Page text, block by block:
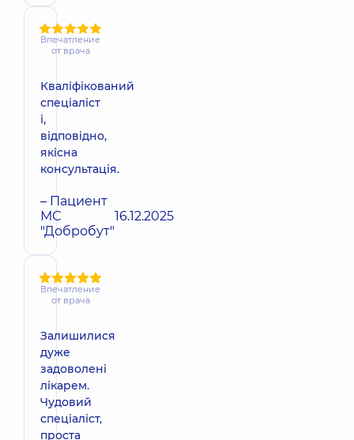
Впечатление
от врача
Кваліфікований
спеціаліст
і,
відповідно,
якісна
консультація.
– Пациент
МС
"Добробут"
16.12.2025
Впечатление
от врача
Залишилися
дуже
задоволені
лікарем.
Чудовий
спеціаліст,
проста